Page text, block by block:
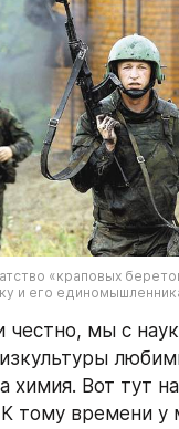
«краповых
и его
мы с
химия. Вот тут
тому времени у